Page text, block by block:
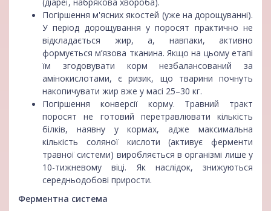
Погіршення м'ясних якостей (уже на дорощуванні).
У період дорощування у поросят практично не
відкладається жир, а, навпаки, активно
формується м’язова тканина. Якщо на цьому етапі
їм згодовувати корм незбалансований за
амінокислотами, є ризик, що тварини почнуть
накопичувати жир вже у масі 25–30 кг.
Погіршення конверсії корму. Травний тракт
поросят не готовий перетравлювати кількість
білків, наявну у кормах, адже максимальна
кількість соляної кислоти (активує ферменти
травної системи) виробляється в організмі лише у
10-тижневому віці. Як наслідок, знижуються
середньодобові прирости.
Ферментна система